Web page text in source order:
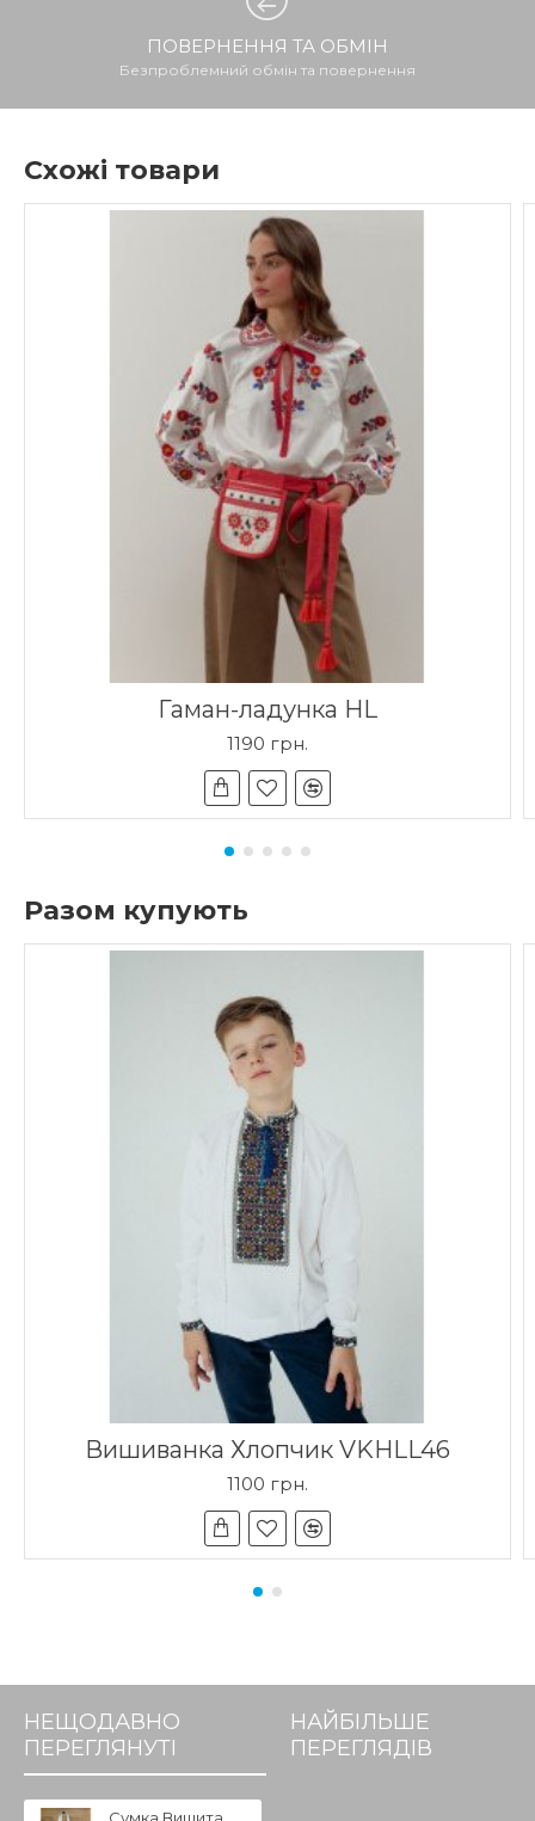
ПОВЕРНЕННЯ ТА ОБМІН
Безпроблемний обмін та повернення
Схожі товари
Гаман-ладунка HL
1190 грн.
Разом купують
Вишиванка Хлопчик VKHLL46
1100 грн.
НЕЩОДАВНО
ПЕРЕГЛЯНУТІ
НАЙБІЛЬШЕ
ПЕРЕГЛЯДІВ
Сумка Вишита